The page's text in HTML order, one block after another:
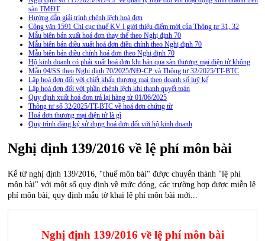
sàn TMĐT
Hướng dẫn giải trình chênh lệch hoá đơn
Công văn 1591 Chi cục thuế KV I giới thiệu điểm mới của Thông tư 31, 32
Mẫu biên bản xuất hoá đơn thay thế theo Nghị định 70
Mẫu biên bản điều xuất hoá đơn điều chỉnh theo Nghị định 70
Mẫu biên bản điều chỉnh hoá đơn theo Nghị định 70
Hộ kinh doanh có phải xuất hoá đơn khi bán qua sàn thương mại điện tử không
Mẫu 04/SS theo Nghi định 70/2025/NĐ-CP và Thông tư 32/2025/TT-BTC
Lập hoá đơn đối với chiết khấu thương mại theo doanh số luỹ kế
Lập hoá đơn đối với phần chênh lệch khi thanh quyết toán
Quy định xuất hoá đơn trả lại hàng từ 01/06/2025
Thông tư số 32/2025/TT-BTC về hoá đơn chứng từ
Hoá đơn thương mại điện tử là gì
Quy trình đăng ký sử dụng hoá đơn đối với hộ kinh doanh
Nghị định 139/2016 về lệ phí môn bài
Kể từ nghị định 139/2016, "thuế môn bài" được chuyển thành "lệ phí
môn bài" với một số quy định về mức đóng, các trường hợp được miễn lệ
phí môn bài, quy định mẫu tờ khai lệ phí môn bài mới...
Nghị định 139/2016 về lệ phí môn bài